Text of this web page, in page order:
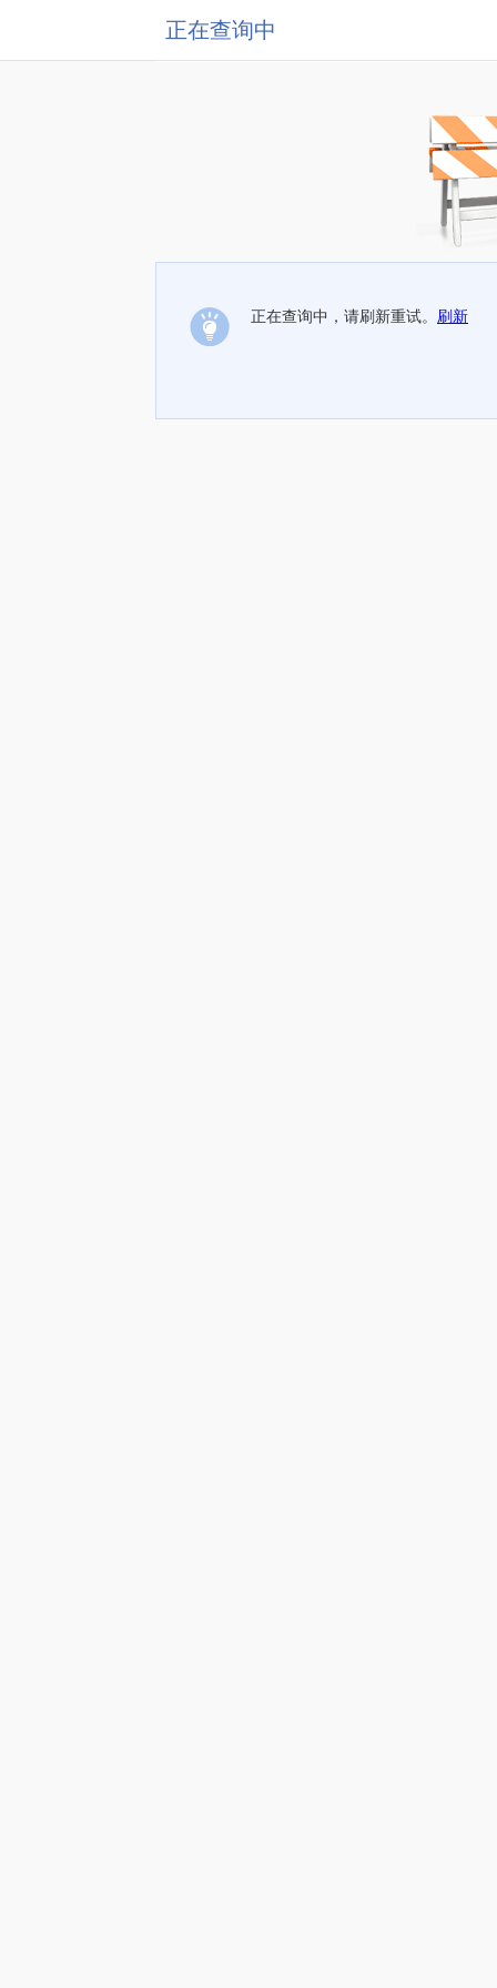
正在查询中
正在查询中，请刷新重试。 刷新